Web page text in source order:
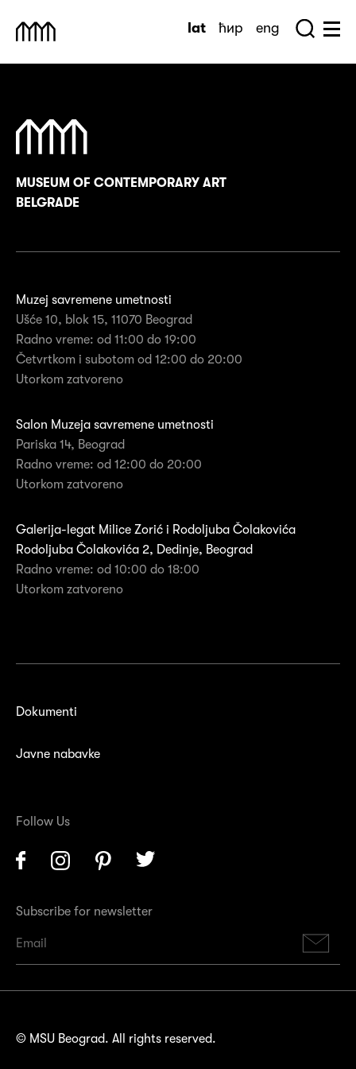
Muzej Savremene Umetnosti
lat ћир eng
MUSEUM OF CONTEMPORARY ART
BELGRADE
Muzej savremene umetnosti
Ušće 10, blok 15, 11070 Beograd
Radno vreme: od 11:00 do 19:00
Četvrtkom i subotom od 12:00 do 20:00
Utorkom zatvoreno
Salon Muzeja savremene umetnosti
Pariska 14, Beograd
Radno vreme: od 12:00 do 20:00
Utorkom zatvoreno
Galerija-legat Milice Zorić i Rodoljuba Čolakovića
Rodoljuba Čolakovića 2, Dedinje, Beograd
Radno vreme: od 10:00 do 18:00
Utorkom zatvoreno
Dokumenti
Javne nabavke
Follow Us
Facebook InstagramPinterest
Subscribe for newsletter
© MSU Beograd. All rights reserved.